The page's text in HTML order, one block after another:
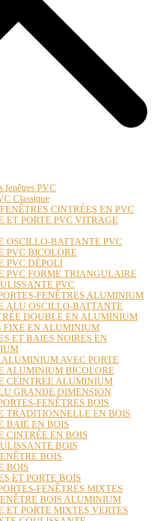
fenêtres PVC
Classique
CINTRÉES EN PVC
ET PORTE PVC VITRAGE
OSCILLO-BATTANTE PVC
PVC BICOLORE
PVC DÉPOLI
PVC FORME TRIANGULAIRE
PVC
FENÊTRES ALUMINIUM
ALU OSCILLO-BATTANTE
DOUBLE EN ALUMINIUM
FIXE EN ALUMINIUM
ET BAIES NOIRES EN
AVEC PORTE
ALUMINIUM BICOLORE
CEINTREE ALUMINIUM
GRANDE DIMENSION
FENÊTRES BOIS
TRADITIONNELLE EN BOIS
BAIE EN BOIS
CINTRÉE EN BOIS
BOIS
BOIS
BOIS
ET PORTE BOIS
FENÊTRES MIXTES
BOIS ALUMINIUM
ET PORTE MIXTES VERTES